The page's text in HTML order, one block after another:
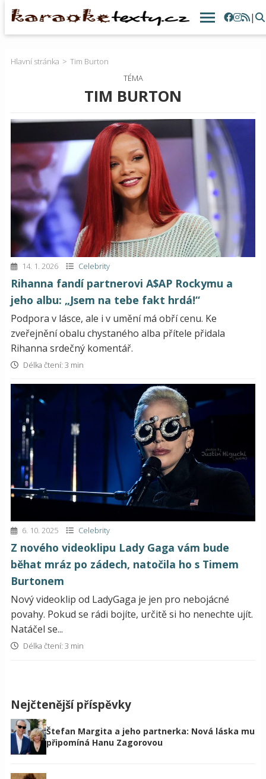
|
Hlavní stránka
Tim Burton
TÉMA
TIM BURTON
14. 1. 2026 Celebrity
Rihanna fandí partnerovi A$AP Rockymu a
jeho albu: „Jsem na tebe fakt hrdá!“
Podpora v lásce, ale i v umění má obří cenu. Ke
zveřejnění obalu chystaného alba přítele přidala
Rihanna srdečný komentář.
Délka čtení: 3 min
6. 10. 2025 Celebrity
Z nového videoklipu Lady Gaga vám bude
běhat mráz po zádech, natočila ho s Timem
Burtonem
Nový videoklip od LadyGaga je jen pro nebojácné
povahy. Pokud se rádi bojíte, určitě si ho nenechte ujít.
Natáčel se...
Délka čtení: 3 min
Nejčtenější příspěvky
Štefan Margita a jeho partnerka: Nová láska mu
připomíná Hanu Zagorovou